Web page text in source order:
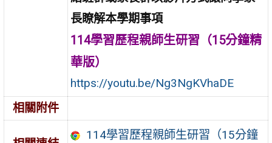
長瞭解本學期事項
114學習歷程親師生研習（15分鐘精
華版）
https://youtu.be/Ng3NgKVhaDE
相關附件
114學習歷程親師生研習（15分鐘